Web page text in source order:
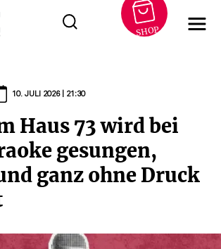
SHOP
10. JULI 2026 | 21:30
Haus 73 wird bei
gesungen,
ganz ohne Druck